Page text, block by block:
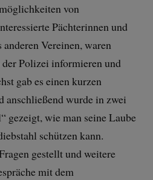
von
Pächterinnen und
anderen Vereinen, waren
Polizei informieren und
gab es einen kurzen
anschließend wurde in zwei
gezeigt, wie man seine Laube
schützen kann.
gestellt und weitere
mit dem